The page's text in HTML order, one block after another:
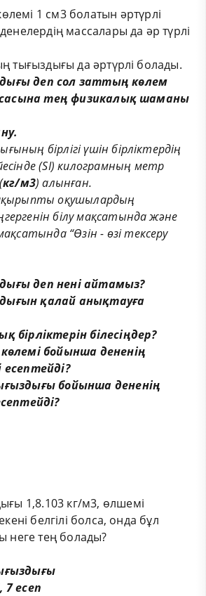
1 см3болатын әртүрлі
массалары да әр түрлі
тығыздығы да әртүрлі болады.
деп сол заттың көлем
тең физикалық шаманы
бірлігі үшін бірліктердің
(SI) килограмның метр
кг/м3) алынған.
оқушылардың
білу мақсатында және
“Өзін - өзі тексеру
деп нені айтамыз?
қалай анықтауға
бірліктерін білесіңдер?
бойынша дененің
бойынша дененің
1,8.103 кг/м3, өлшемі
белгілі болса, онда бұл
неге тең болады?
есеп